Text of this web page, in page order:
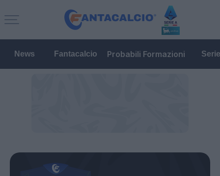
News Fantacalcio Probabili Formazioni